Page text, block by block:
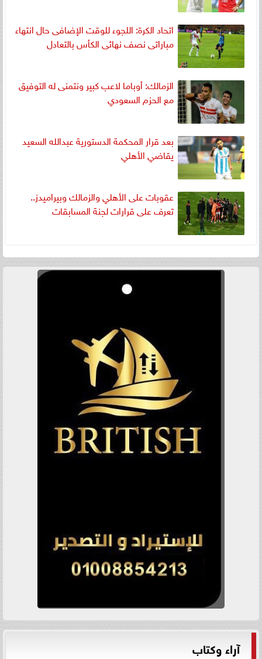
اتحاد الكرة: اللجوء للوقت الإضافى حال انتهاء
مباراتى نصف نهائى الكأس بالتعادل
الزمالك: أوباما لاعب كبير ونتمنى له التوفيق
مع الحزم السعودي
بعد قرار المحكمة الدستورية عبدالله السعيد
يقاضي الأهلي
عقوبات على الأهلي والزمالك وبيراميدز..
تعرف على قرارات لجنة المسابقات
آراء وكتاب